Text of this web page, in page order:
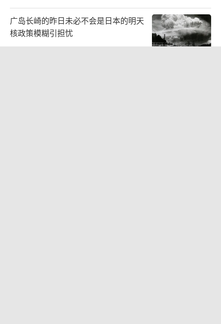
广岛长崎的昨日未必不会是日本的明天
核政策模糊引担忧
2026-08-10 13:14:03